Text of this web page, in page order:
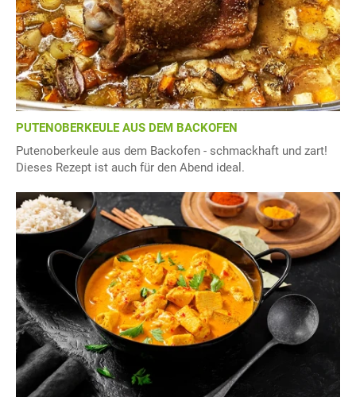
PUTENOBERKEULE AUS DEM BACKOFEN
Putenoberkeule aus dem Backofen - schmackhaft und zart!
Dieses Rezept ist auch für den Abend ideal.